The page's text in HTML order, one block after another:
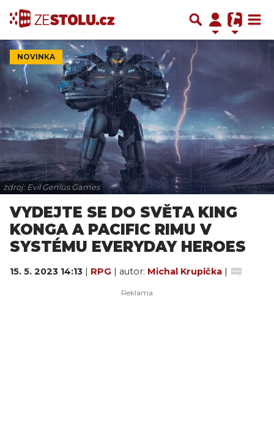
NOVINKA
zdroj: Evil Genius Games
VYDEJTE SE DO SVĚTA KING
KONGA A PACIFIC RIMU V
SYSTÉMU EVERYDAY HEROES
15. 5. 2023 14:13 | RPG | autor: Michal Krupička |